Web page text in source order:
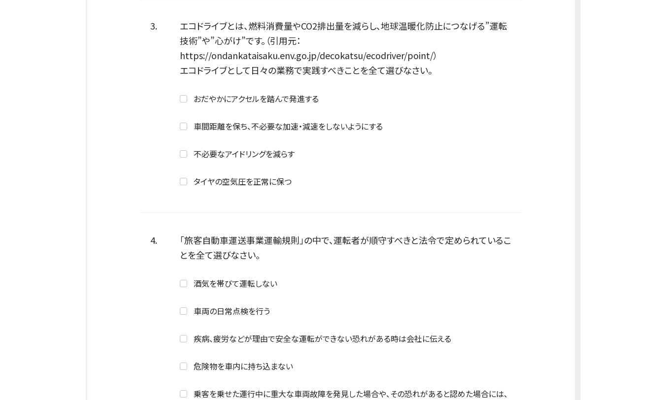
3.
エコドライブとは、燃料消費量やCO2排出量を減らし、地球温暖化防止につなげる”運転
技術”や”心がけ”です。（引用元：
https://ondankataisaku.env.go.jp/decokatsu/ecodriver/point/）
エコドライブとして日々の業務で実践すべきことを全て選びなさい。
おだやかにアクセルを踏んで発進する
車間距離を保ち、不必要な加速・減速をしないようにする
不必要なアイドリングを減らす
タイヤの空気圧を正常に保つ
4.
「旅客自動車運送事業運輸規則」の中で、運転者が順守すべきと法令で定められているこ
とを全て選びなさい。
酒気を帯びて運転しない
車両の日常点検を行う
疾病、疲労などが理由で安全な運転ができない恐れがある時は会社に伝える
危険物を車内に持ち込まない
乗客を乗せた運行中に重大な車両故障を発見した場合や、その恐れがあると認めた場合には、